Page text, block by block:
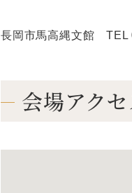
長岡市馬高縄文館 TEL
会場アク